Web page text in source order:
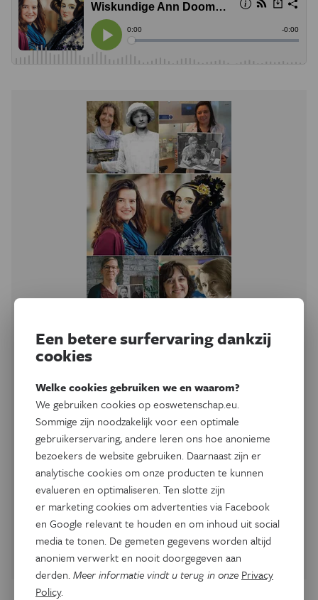
Podcast
Wetenschapsheldinnen
De wereld van de wetenschap was lange tijd een
mannenwereld. Wat een geluk dat een pak even moedige
als briljante vrouwen toch hun voet tussen de dichtslaande
deur van het lab, observatorium of studiezaal forceerden.
Dankzij die voet, en hun intelligentie, creativiteit en
eigenzinnigheid, zetten de wetenschap en geneeskunde
grote stappen voorwaarts. Wetenschappers vertellen in
onze podcast het levensverhaal en -werk van een aantal van
die briljante vrouwen.
Ontdek de heldinnen
Een betere surfervaring dankzij
cookies
Welke cookies gebruiken we en waarom?
We gebruiken cookies op eoswetenschap.eu.
Sommige zijn noodzakelijk voor een optimale
gebruikerservaring, andere leren ons hoe anonieme
bezoekers de website gebruiken. Daarnaast zijn er
analytische cookies om onze producten te kunnen
evalueren en optimaliseren. Ten slotte zijn
er marketing cookies om advertenties via Facebook
en Google relevant te houden en om inhoud uit social
media te tonen. De gemeten gegevens worden altijd
anoniem verwerkt en nooit doorgegeven aan
derden.Meer informatie vindt u terug in onze Privacy
Policy.